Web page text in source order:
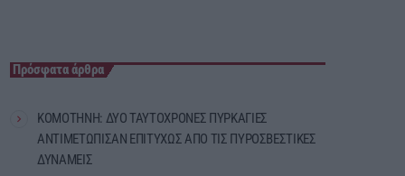
Πρόσφατα άρθρα
ΚΟΜΟΤΗΝΗ: ΔΥΟ ΤΑΥΤΟΧΡΟΝΕΣ ΠΥΡΚΑΓΙΕΣ
ΑΝΤΙΜΕΤΩΠΙΣΑΝ ΕΠΙΤΥΧΩΣ ΑΠΟ ΤΙΣ ΠΥΡΟΣΒΕΣΤΙΚΕΣ
ΔΥΝΑΜΕΙΣ